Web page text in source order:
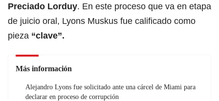
Preciado Lorduy. En este proceso que va en etapa
de juicio oral, Lyons Muskus fue calificado como
pieza “clave”.
Más información
Alejandro Lyons fue solicitado ante una cárcel de Miami para
declarar en proceso de corrupción